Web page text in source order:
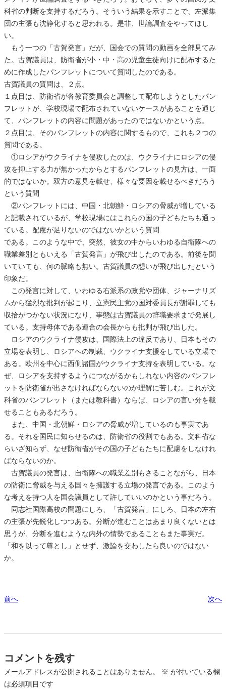
科省の判断を支持するだろう。そういう結果を示すことで、左派集
団の主張も沈静化すると思われる。是非、世論調査をやってほし
い。
もう一つの「古賀発言」だが、国会での質問の動画を全部見てみ
た。古賀議員は、防衛省が小・中・高の児童生徒向けに配布するた
めに作成したパンフレットについて質問したのである。
古賀議員の質問は、２点。
１点目は、防衛省が各教育委員会と調整して配布しようとしたパン
フレットが、学校現場で配布されていないケースがあることを通じ
て、パンフレットの内容に問題があったのではないかという点。
２点目は、そのパンフレットの内容に関するもので、これも２つの
質問である。
①ロシアがウクライナを侵攻したのは、ウクライナにロシアの侵
攻を抑止する力が無かったからとするパンフレットの見方は、一面
的ではないか。双方の意見を載せ、様々な要因を載せるべきだろう
という質問
②パンフレットには、中国・北朝鮮・ロシアの脅威が増している
と記載されているが、学校現場にはこれらの国の子どもたちも通っ
ている。配慮が足りないのではないかという質問
である。このような中で、突然、彼女の中からいわゆる自衛隊への
職業差別ともいえる「古賀発言」が飛び出したのである。前後を聞
いていても、何の脈略も無い。古賀議員の想いが飛び出したという
印象だ。
この発言に対して、いわゆる右派系の政党や団体、ジャーナリズ
ムから猛烈な批判が起こり、立憲民主党の国対委員長が謝罪しても
収拾がつかない状況になり、事態は古賀議員の辞職要求まで発展し
ている。支持母体である連合の会長からも批判が飛び出した。
ロシアのウクライナ侵攻は、国際法上の違反であり、日本もその
立場を表明し、ロシアへの制裁、ウクライナ支援をしている立場で
ある。欧州を中心に西側諸国がウクライナ支持を表明している。な
ぜ、ロシアを支持するようにつながるかもしれない内容のパンフレ
ットを防衛省が出さなければならないのか理解に苦しむ。これが文
科省のパンフレット（または教科書）ならば、ロシアの言い分を載
せることもあるだろう。
また、中国・北朝鮮・ロシアの脅威が増しているのも事実であ
る。それを国民に知らせるのは、防衛省の役割でもある。文科省な
らいざ知らず、なぜ防衛省がその国の子どもたちに配慮をしなけれ
ばならないのか。
古賀議員の発言は、自衛隊への職業差別もさることながら、日本
の防衛に脅威を与える国々を擁護する立場の発言である。このよう
な考えを持つ人を国会議員として許していいのかという事だろう。
同志社国際高校の問題にしろ、「古賀発言」にしろ、日本の左右
の主張が先鋭化しつつある。分断が進むことはあまり良くないとは
思うが、分断を進むような内外の情勢であることもまた事実だ。
「和を以って尊とし」とせず、激論を交わしたら良いのではない
か。
前へ 次へ
コメントを残す
メールアドレスが公開されることはありません。 ※ が付いている欄
は必須項目です